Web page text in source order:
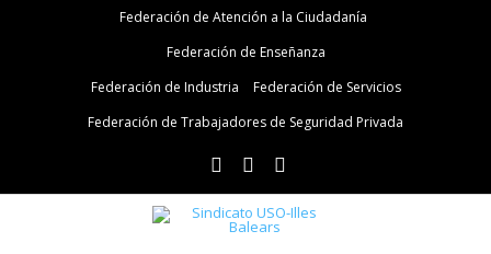
Federación de Atención a la Ciudadanía
Federación de Enseñanza
Federación de Industria
Federación de Servicios
Federación de Trabajadores de Seguridad Privada